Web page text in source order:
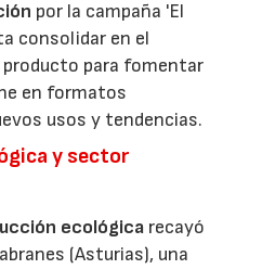
por la campaña 'El
consolidar en el
producto para fomentar
en formatos
usos y tendencias.
y sector
ecológica recayó
(Asturias), una